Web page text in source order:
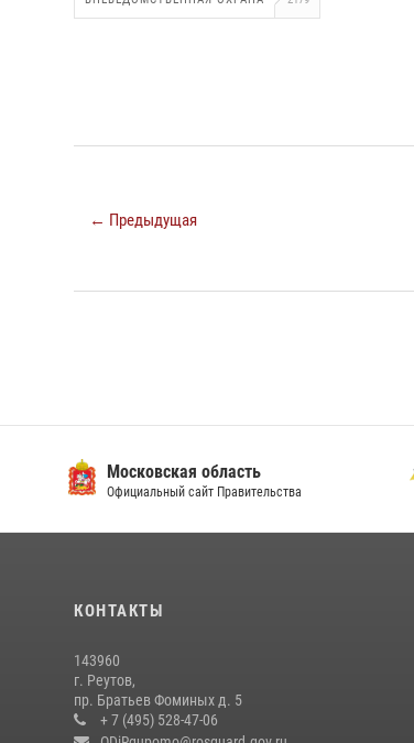
← Предыдущая
Московская область
Официальный сайт Правительства
КОНТАКТЫ
143960
г. Реутов,
пр. Братьев Фоминых д. 5
+ 7 (495) 528-47-06